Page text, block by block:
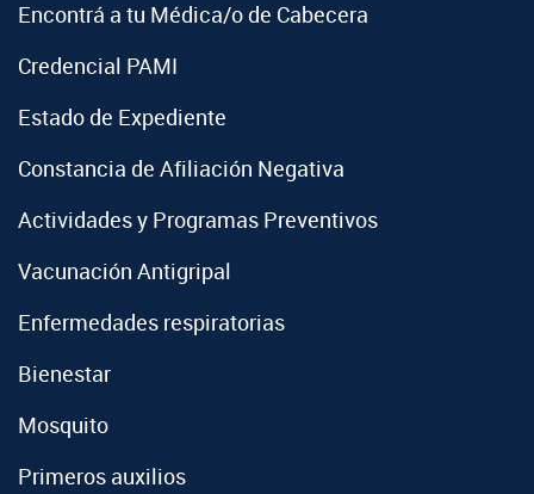
Encontrá a tu Médica/o de Cabecera
Credencial PAMI
Estado de Expediente
Constancia de Afiliación Negativa
Actividades y Programas Preventivos
Vacunación Antigripal
Enfermedades respiratorias
Bienestar
Mosquito
Primeros auxilios